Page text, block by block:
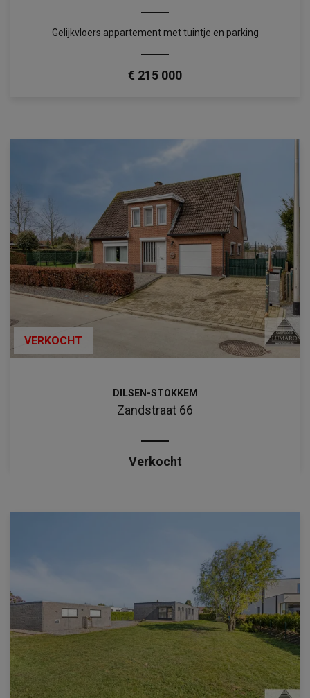
Gelijkvloers appartement met tuintje en parking
€ 215 000
VERKOCHT
DILSEN-STOKKEM
Zandstraat 66
Verkocht